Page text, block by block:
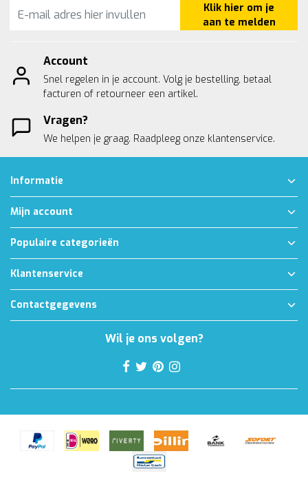
Klik hier om je
aan te melden
Account
Snel regelen in je account. Volg je bestelling, betaal
facturen of retourneer een artikel.
Vragen?
We helpen je graag. Raadpleeg onze klantenservice.
Informatie
Mijn account
Populaire categorieën
Klantenservice
Contactgegevens
Wil je ons volgen?